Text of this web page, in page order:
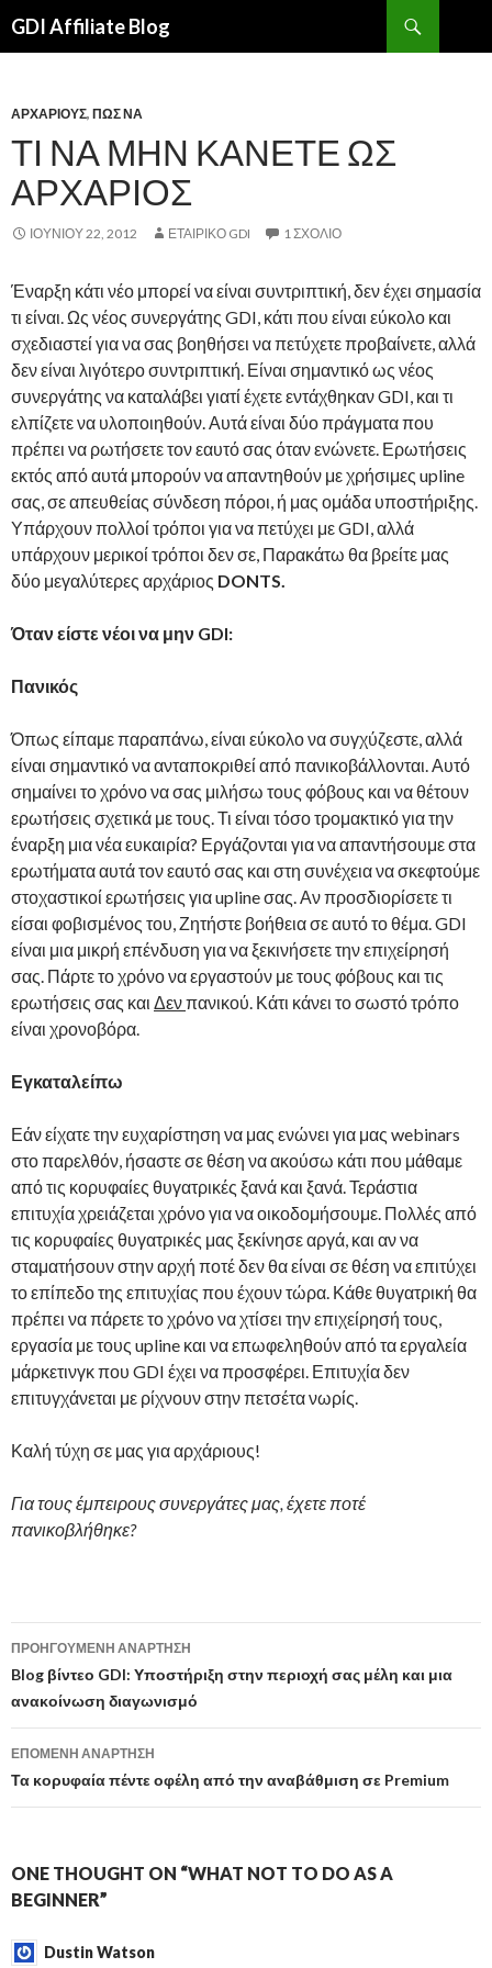
GDI Affiliate Blog
ΑΡΧΆΡΙΟΥΣ, ΠΏΣ ΝΑ
ΤΙ ΝΑ ΜΗΝ ΚΆΝΕΤΕ ΩΣ
ΑΡΧΆΡΙΟΣ
ΙΟΥΝΊΟΥ 22, 2012 ΕΤΑΙΡΙΚΌ GDI 1 ΣΧΌΛΙΟ
Έναρξη κάτι νέο μπορεί να είναι συντριπτική, δεν έχει σημασία
τι είναι. Ως νέος συνεργάτης GDI, κάτι που είναι εύκολο και
σχεδιαστεί για να σας βοηθήσει να πετύχετε προβαίνετε, αλλά
δεν είναι λιγότερο συντριπτική. Είναι σημαντικό ως νέος
συνεργάτης να καταλάβει γιατί έχετε εντάχθηκαν GDI, και τι
ελπίζετε να υλοποιηθούν. Αυτά είναι δύο πράγματα που
πρέπει να ρωτήσετε τον εαυτό σας όταν ενώνετε. Ερωτήσεις
εκτός από αυτά μπορούν να απαντηθούν με χρήσιμες upline
σας, σε απευθείας σύνδεση πόροι, ή μας ομάδα υποστήριξης.
Υπάρχουν πολλοί τρόποι για να πετύχει με GDI, αλλά
υπάρχουν μερικοί τρόποι δεν σε, Παρακάτω θα βρείτε μας
δύο μεγαλύτερες αρχάριος DONTS.
Όταν είστε νέοι να μην GDI:
Πανικός
Όπως είπαμε παραπάνω, είναι εύκολο να συγχύζεστε, αλλά
είναι σημαντικό να ανταποκριθεί από πανικοβάλλονται. Αυτό
σημαίνει το χρόνο να σας μιλήσω τους φόβους και να θέτουν
ερωτήσεις σχετικά με τους. Τι είναι τόσο τρομακτικό για την
έναρξη μια νέα ευκαιρία? Εργάζονται για να απαντήσουμε στα
ερωτήματα αυτά τον εαυτό σας και στη συνέχεια να σκεφτούμε
στοχαστικοί ερωτήσεις για upline σας. Αν προσδιορίσετε τι
είσαι φοβισμένος του, Ζητήστε βοήθεια σε αυτό το θέμα. GDI
είναι μια μικρή επένδυση για να ξεκινήσετε την επιχείρησή
σας. Πάρτε το χρόνο να εργαστούν με τους φόβους και τις
ερωτήσεις σας και Δενπανικού. Κάτι κάνει το σωστό τρόπο
είναι χρονοβόρα.
Εγκαταλείπω
Εάν είχατε την ευχαρίστηση να μας ενώνει για μας webinars
στο παρελθόν, ήσαστε σε θέση να ακούσω κάτι που μάθαμε
από τις κορυφαίες θυγατρικές ξανά και ξανά. Τεράστια
επιτυχία χρειάζεται χρόνο για να οικοδομήσουμε. Πολλές από
τις κορυφαίες θυγατρικές μας ξεκίνησε αργά, και αν να
σταματήσουν στην αρχή ποτέ δεν θα είναι σε θέση να επιτύχει
το επίπεδο της επιτυχίας που έχουν τώρα. Κάθε θυγατρική θα
πρέπει να πάρετε το χρόνο να χτίσει την επιχείρησή τους,
εργασία με τους upline και να επωφεληθούν από τα εργαλεία
μάρκετινγκ που GDI έχει να προσφέρει. Επιτυχία δεν
επιτυγχάνεται με ρίχνουν στην πετσέτα νωρίς.
Καλή τύχη σε μας για αρχάριους!
Για τους έμπειρους συνεργάτες μας, έχετε ποτέ
πανικοβλήθηκε?
Πλοήγηση
ανάρτησης
ΠΡΟΗΓΟΎΜΕΝΗ ΑΝΆΡΤΗΣΗ
Blog βίντεο GDI: Υποστήριξη στην περιοχή σας μέλη και μια
ανακοίνωση διαγωνισμό
ΕΠΌΜΕΝΗ ΑΝΆΡΤΗΣΗ
Τα κορυφαία πέντε οφέλη από την αναβάθμιση σε Premium
ONE THOUGHT ON “WHAT NOT TO DO AS A
BEGINNER”
Dustin Watson